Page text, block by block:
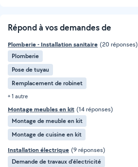
Répond à vos demandes de
Plomberie - Installation sanitaire (20 réponses)
Plomberie
Pose de tuyau
Remplacement de robinet
+ 1 autre
Montage meubles en kit (14 réponses)
Montage de meuble en kit
Montage de cuisine en kit
Installation électrique (9 réponses)
Demande de travaux d’électricité